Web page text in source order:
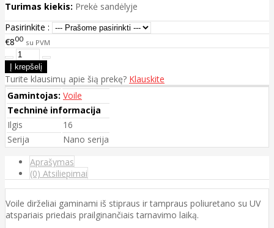
Turimas kiekis: Prekė sandėlyje
Pasirinkite :
€800 su PVM
Turite klausimų apie šią prekę? Klauskite
Gamintojas: Voile
Techninė informacija
Ilgis
16
Serija
Nano serija
Aprašymas
(0) Atsiliepimai
Voile dirželiai gaminami iš stipraus ir tampraus poliuretano su UV
atspariais priedais prailginančiais tarnavimo laiką.